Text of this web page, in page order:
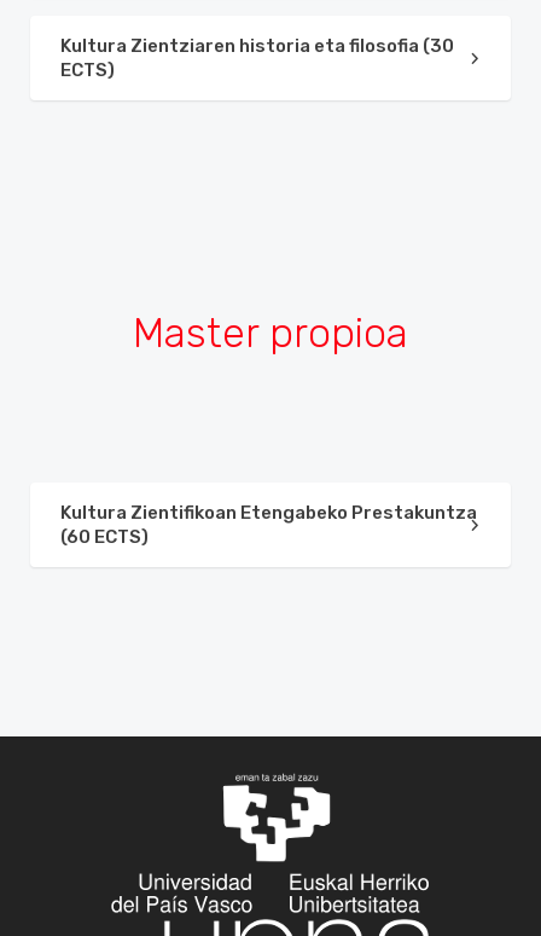
Kultura Zientziaren historia eta filosofia (30
ECTS)
Master propioa
Kultura Zientifikoan Etengabeko Prestakuntza
(60 ECTS)